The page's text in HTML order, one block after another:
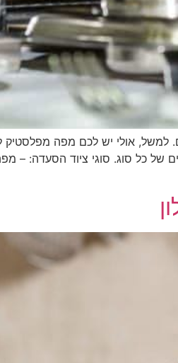
למשל, אולי יש לכם מפה מפלסטיק
של כל סוג. סוגי ציוד הסעדה: